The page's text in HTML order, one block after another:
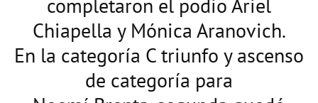
completaron el podio Ariel
Chiapella y Mónica Aranovich.
En la categoría C triunfo y ascenso
de categoría para